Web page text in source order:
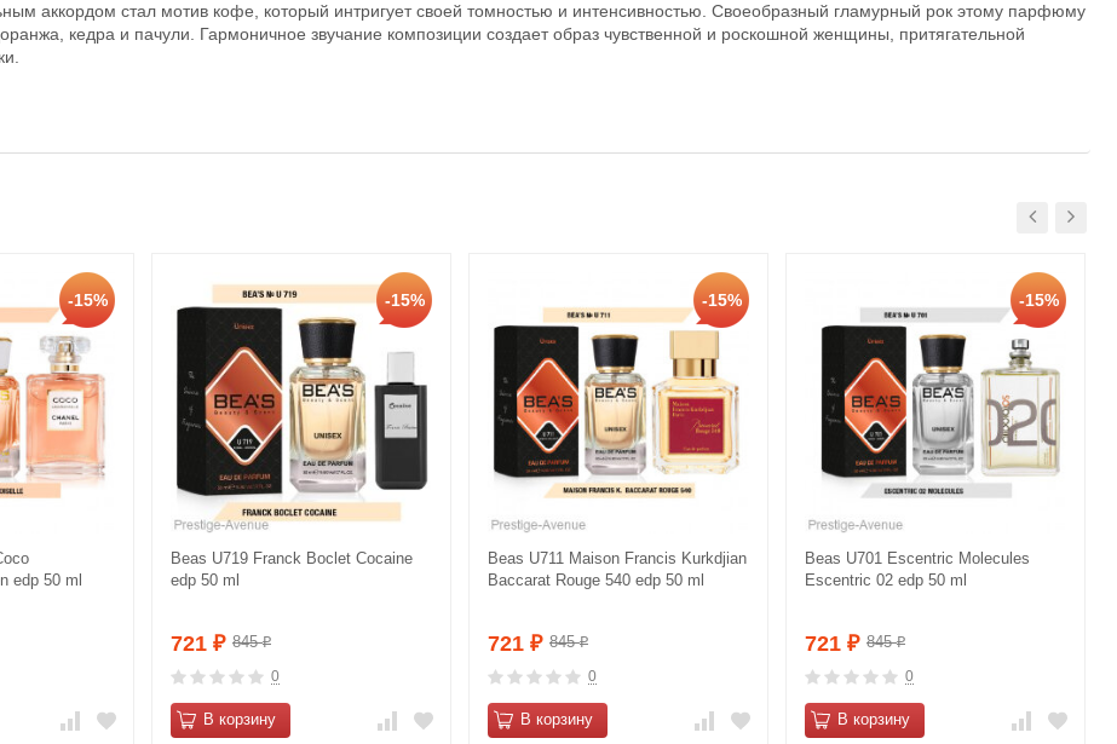
аккордом стал мотив кофе, который интригует своей томностью и интенсивностью. Своеобразный гламурный рок этому парфюму
кедра и пачули. Гармоничное звучание композиции создает образ чувственной и роскошной женщины, притягательной
-15%
edp 50 ml
-15%
Beas U719 Franck Boclet Cocaine
edp 50 ml
721 ₽ 845₽
0
В корзину
-15%
Beas U711 Maison Francis Kurkdjian
Baccarat Rouge 540 edp 50 ml
721 ₽ 845₽
0
В корзину
-15%
Beas U701 Escentric Molecules
Escentric 02 edp 50 ml
721 ₽ 845₽
0
В корзину